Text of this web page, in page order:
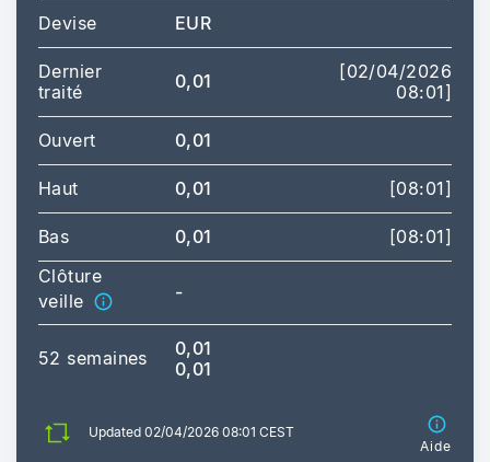
Devise EUR
Dernier
traité
0,01
[02/04/2026
08:01]
Ouvert 0,01
Haut 0,01 [08:01]
Bas 0,01
[08:01]
Clôture
veille
-
52 semaines
0,01
0,01
Updated 02/04/2026 08:01 CEST
Aide